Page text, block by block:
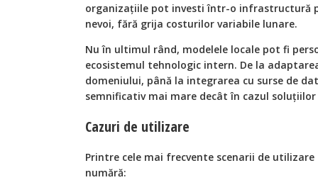
organizațiile pot investi într-o infrastructură
nevoi, fără grija costurilor variabile lunare.
Nu în ultimul rând, modelele locale pot fi
ecosistemul tehnologic intern. De la
domeniului, până la integrarea cu surse de
semnificativ mai mare decât în cazul
Cazuri de utilizare
Printre cele mai frecvente scenarii de
numără: